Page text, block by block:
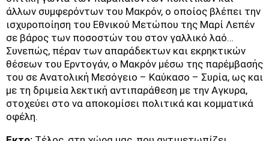
άλλων συμφερόντων του Μακρόν, ο οποίος βλέπει την
ισχυροποίηση του Εθνικού Μετώπου της Μαρί Λεπέν
σε βάρος των ποσοστών του στον γαλλικό λαό…
Συνεπώς, πέραν των απαράδεκτων και εκρηκτικών
θέσεων του Ερντογάν, ο Μακρόν μέσω της παρέμβασής
του σε Ανατολική Μεσόγειο – Καύκασο – Συρία, ως και
με τη δριμεία λεκτική αντιπαράθεση με την Αγκυρα,
στοχεύει στο να αποκομίσει πολιτικά και κομματικά
οφέλη.